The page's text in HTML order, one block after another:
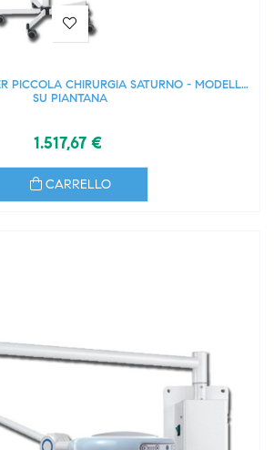
PICCOLA CHIRURGIA SATURNO - MODELLO
SU PIANTANA
1.517,67 €
CARRELLO